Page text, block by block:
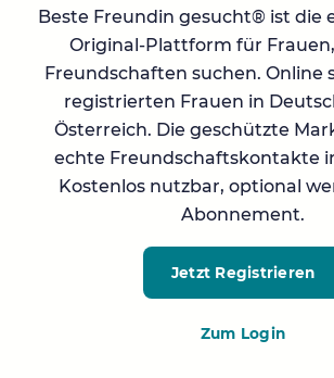
Beste Freundin gesucht® ist die
Original-Plattform für
Freundschaften suchen. Online
registrierten Frauen in
Österreich. Die geschützte
echte Freundschaftskontakte
Kostenlos nutzbar, optional
Abonnement.
Jetzt Registrieren
Zum Login